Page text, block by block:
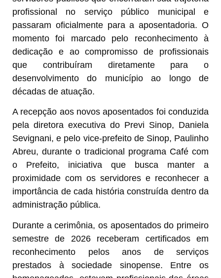
profissional no serviço público municipal e
passaram oficialmente para a aposentadoria. O
momento foi marcado pelo reconhecimento à
dedicação e ao compromisso de profissionais
que contribuíram diretamente para o
desenvolvimento do município ao longo de
décadas de atuação.
A recepção aos novos aposentados foi conduzida
pela diretora executiva do Previ Sinop, Daniela
Sevignani, e pelo vice-prefeito de Sinop, Paulinho
Abreu, durante o tradicional programa Café com
o Prefeito, iniciativa que busca manter a
proximidade com os servidores e reconhecer a
importância de cada história construída dentro da
administração pública.
Durante a cerimônia, os aposentados do primeiro
semestre de 2026 receberam certificados em
reconhecimento pelos anos de serviços
prestados à sociedade sinopense. Entre os